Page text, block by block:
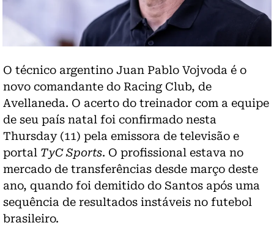
O técnico argentino Juan Pablo Vojvoda é o
novo comandante do Racing Club, de
Avellaneda. O acerto do treinador com a equipe
de seu país natal foi confirmado nesta
Thursday (11) pela emissora de televisão e
portal TyC Sports. O profissional estava no
mercado de transferências desde março deste
ano, quando foi demitido do Santos após uma
sequência de resultados instáveis no futebol
brasileiro.